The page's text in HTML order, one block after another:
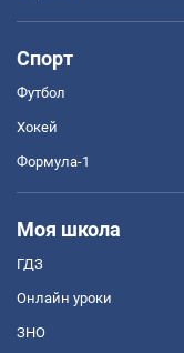
Спорт
Футбол
Хокей
Формула-1
Моя школа
ГДЗ
Онлайн уроки
ЗНО